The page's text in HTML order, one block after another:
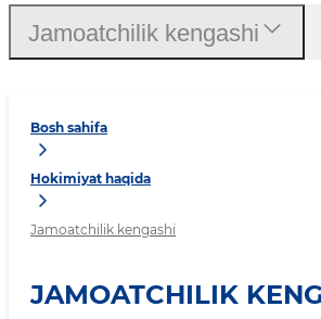
Bosh sahifa
Hokimiyat haqida
Jamoatchilik kengashi
JAMOATCHILIK
Jamoatchilik kengashi